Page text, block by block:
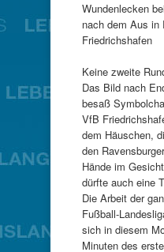
Wundenlecken
nach dem Aus in
Friedrichshafen
Keine zweite
Das Bild nach
besaß
VfB
dem Häuschen,
den
Hände im
dürfte auch eine
Die Arbeit der
Fußball-
sich in diesem
Minuten des